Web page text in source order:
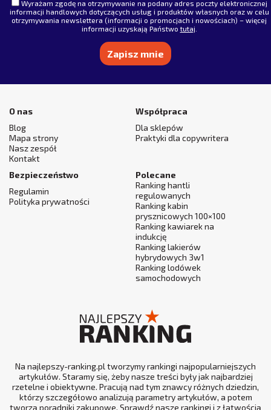
Wyrażam zgodę na otrzymywanie na podany adres poczty elektronicznej
informacji handlowych dotyczących usług i produktów własnych oraz w celu
otrzymywania newslettera (informacji o promocjach i nowościach) – więcej
informacji uzyskają Państwotutaj
O nas
Blog
Mapa strony
Nasz zespół
Kontakt
Współpraca
Dla sklepów
Praktyki dla copywritera
Bezpieczeństwo
Regulamin
Polityka prywatności
Polecane
Ranking hantli
regulowanych
Ranking kabin
prysznicowych 100×100
Ranking kawiarek na
indukcję
Ranking lakierów
hybrydowych 3w1
Ranking lodówek
samochodowych
Na najlepszy-ranking.pl tworzymy rankingi najpopularniejszych
artykułów. Staramy się, żeby nasze treści były jak najbardziej
rzetelne i obiektywne. Pracują nad tym znawcy różnych dziedzin,
którzy szczegółowo analizują parametry artykułów, a potem
tworzą poradniki zakupowe. Sprawdź nasze rankingi i z łatwością